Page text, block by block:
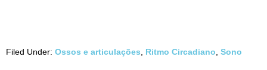
Filed Under: Ossos e articulações Ritmo Circadiano Sono